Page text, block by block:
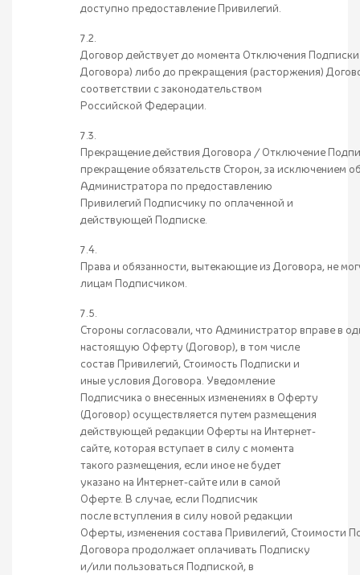
доступно предоставление Привилегий.
7.2.
Договор действует до момента Отключения
Договора) либо до прекращения (расторжения)
соответствии с законодательством
Российской Федерации.
7.3.
Прекращение действия Договора / Отключение
прекращение обязательств Сторон, за исключением
Администратора по предоставлению
Привилегий Подписчику по оплаченной и
действующей Подписке.
7.4.
Права и обязанности, вытекающие из Договора, не
лицам Подписчиком.
7.5.
Стороны согласовали, что Администратор вправе в
настоящую Оферту (Договор), в том числе
состав Привилегий, Стоимость Подписки и
иные условия Договора. Уведомление
Подписчика о внесенных изменениях в Оферту
(Договор) осуществляется путем размещения
действующей редакции Оферты на Интернет-
сайте, которая вступает в силу с момента
такого размещения, если иное не будет
указано на Интернет-сайте или в самой
Оферте. В случае, если Подписчик
после вступления в силу новой редакции
Оферты, изменения состава Привилегий, Стоимости
Договора продолжает оплачивать Подписку
и/или пользоваться Подпиской, в